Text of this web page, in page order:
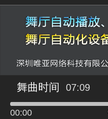
舞曲时间 07:09
00:00